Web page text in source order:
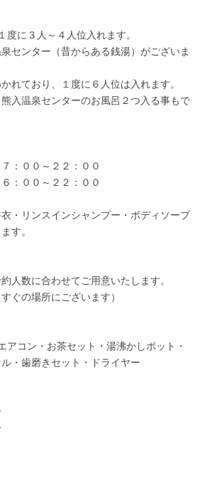
度に３人～４人位入れます。
センター（昔からある銭湯）がございま
れており、１度に６人位は入れます。
入温泉センターのお風呂２つ入る事もで
：００～２２：００
００～２２：００
・リンスインシャンプー・ボディソープ
す。
人数に合わせてご用意いたします。
ぐの場所にございます）
アコン・お茶セット・湯沸かしポット・
・歯磨きセット・ドライヤー